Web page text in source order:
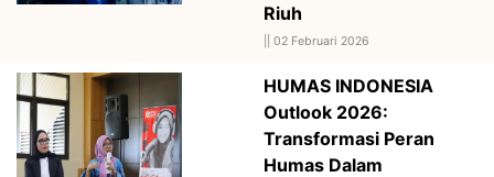
Riuh
02 Februari 2026
HUMAS INDONESIA
Outlook 2026:
Transformasi Peran
Humas Dalam